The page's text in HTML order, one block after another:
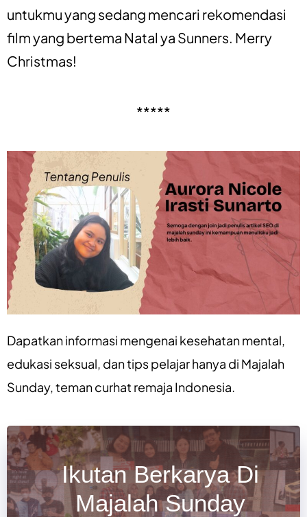
untukmu yang sedang mencari rekomendasi
film yang bertema Natal ya Sunners. Merry
Christmas!
*****
Dapatkan informasi mengenai kesehatan mental
edukasi seksual , dantips pelajarhanya di Majalah
Sunday, teman curhat remaja Indonesia.
Ikutan Berkarya Di
Majalah Sunday